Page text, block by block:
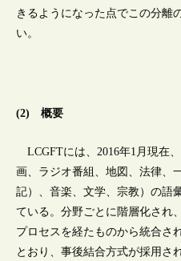
きるようになった点でこの分離
い。
(2) 概要
LCGFTには、2016年1月現在
画、ラジオ番組、地図、法律、
記）、音楽、文学、宗教）の語
ている。分野ごとに階層化され
プロセスを経たものから統合さ
とおり、事後結合方式が採用さ